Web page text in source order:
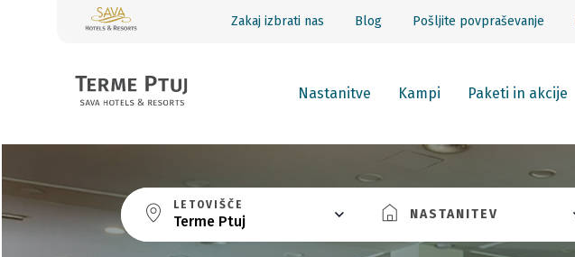
Zakaj izbrati nas Blog Pošljite povpraševanje
Nastanitve Kampi Paketi in akcije
LETOVIŠČE
Terme Ptuj NASTANITEV